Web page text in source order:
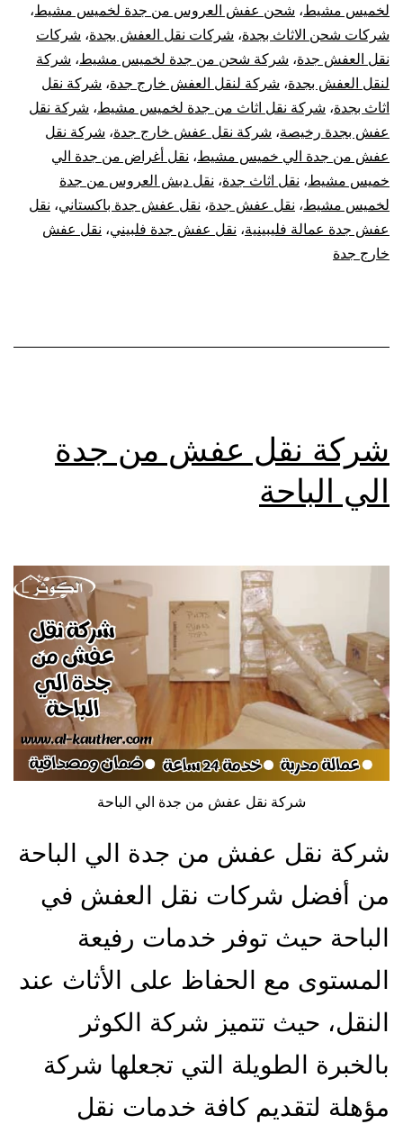
لخميس مشيط، شحن عفش العروس من جدة لخميس مشيط،
شركات شحن الاثاث بجدة، شركات نقل العفش بجدة، شركات
نقل العفش جدة، شركة شحن من جدة لخميس مشيط، شركة
لنقل العفش بجدة، شركة لنقل العفش خارج جدة، شركة نقل
اثاث بجدة، شركة نقل اثاث من جدة لخميس مشيط، شركة نقل
عفش بجدة رخيصة، شركة نقل عفش خارج جدة، شركة نقل
عفش من جدة الي خميس مشيط، نقل أغراض من جدة الي
خميس مشيط، نقل اثاث جدة، نقل دبش العروس من جدة
لخميس مشيط، نقل عفش جدة، نقل عفش جدة باكستاني، نقل
عفش جدة عمالة فليبينية، نقل عفش جدة فلبيني، نقل عفش
خارج جدة
شركة نقل عفش من جدة
الي الباحة
شركة نقل عفش من جدة الي الباحة
شركة نقل عفش من جدة الي الباحة
من أفضل شركات نقل العفش في
الباحة حيث توفر خدمات رفيعة
المستوى مع الحفاظ على الأثاث عند
النقل، حيث تتميز شركة الكوثر
بالخبرة الطويلة التي تجعلها شركة
مؤهلة لتقديم كافة خدمات نقل